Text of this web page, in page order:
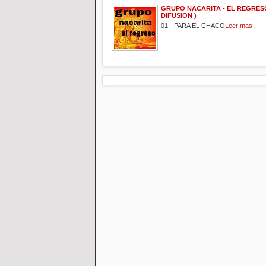
GRUPO NACARITA - EL
DIFUSION )
01 - PARA EL CHACOLeer mas